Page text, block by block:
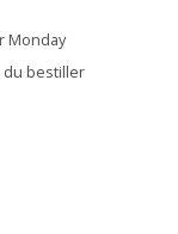
Monday
du bestiller